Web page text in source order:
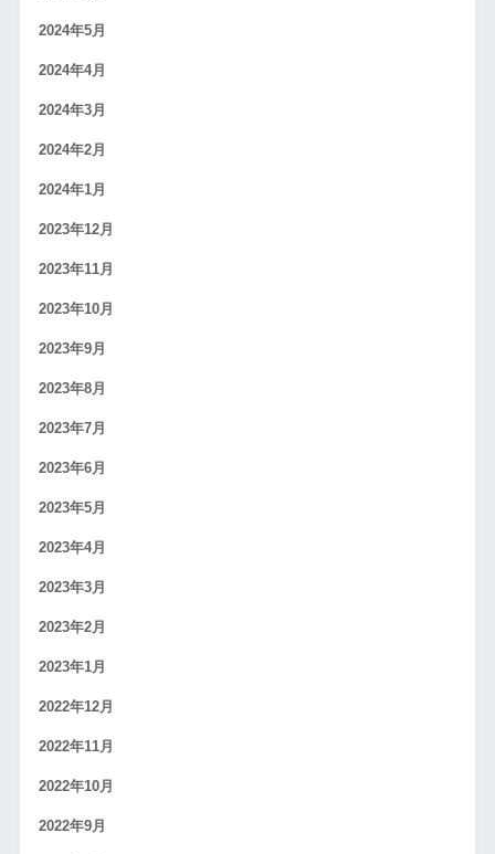
2024年5月
2024年4月
2024年3月
2024年2月
2024年1月
2023年12月
2023年11月
2023年10月
2023年9月
2023年8月
2023年7月
2023年6月
2023年5月
2023年4月
2023年3月
2023年2月
2023年1月
2022年12月
2022年11月
2022年10月
2022年9月